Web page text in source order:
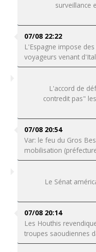
surveillance
07/08 22:22
L'Espagne impose
voyageurs venant
L'accord de
contredit pas"
07/08 20:54
Var: le feu du Gros
mobilisation
Le Sénat
07/08 20:14
Les Houthis
troupes saoudiennes